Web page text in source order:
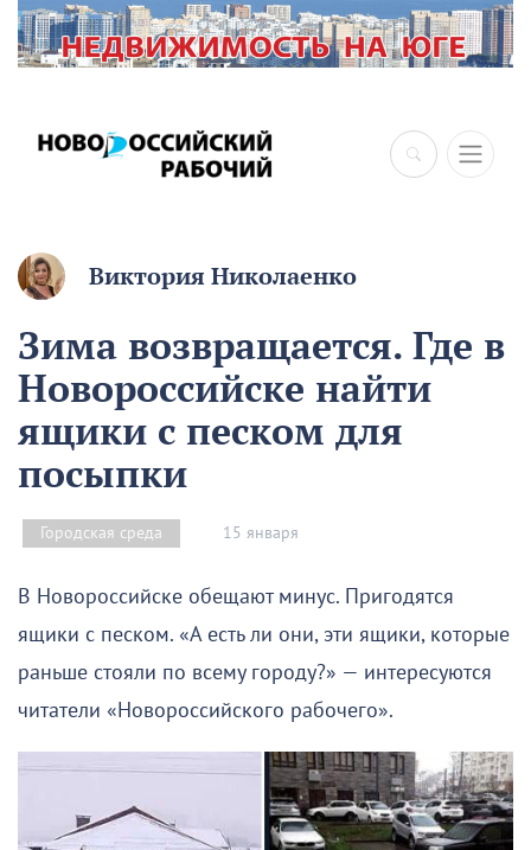
×
Виктория Николаенко
Зима возвращается. Где в
Новороссийске найти
ящики с песком для
посыпки
Городская среда 15 января
В Новороссийске обещают минус. Пригодятся
ящики с песком. «А есть ли они, эти ящики, которые
раньше стояли по всему городу?» — интересуются
читатели «Новороссийского рабочего».